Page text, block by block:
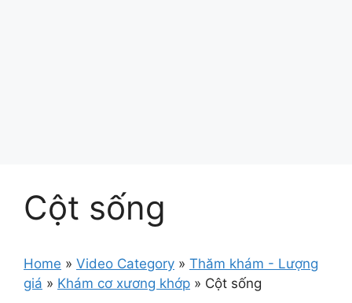
Cột sống
Home » Video Category » Thăm khám - Lượng
giá » Khám cơ xương khớp » Cột sống